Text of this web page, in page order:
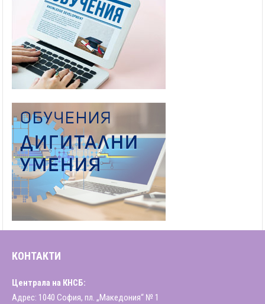
КОНТАКТИ
Централа на КНСБ:
Адрес: 1040 София, пл. „Македония“ № 1